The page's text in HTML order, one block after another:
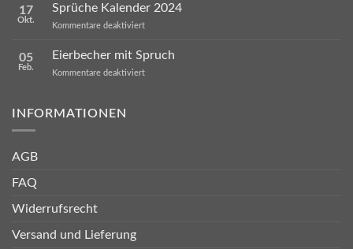
werden
Mitarbeiter
17
Okt.
Sprüche Kalender 2024
Kommentare deaktiviertfür
2024
05
Feb.
Eierbecher mit Spruch
Kommentare deaktiviertfür
INFORMATIONEN
AGB
FAQ
Widerrufsrecht
Versand und Lieferung